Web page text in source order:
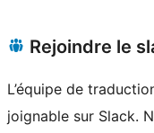
Rejoindre le
L’équipe de
joignable sur Slack.